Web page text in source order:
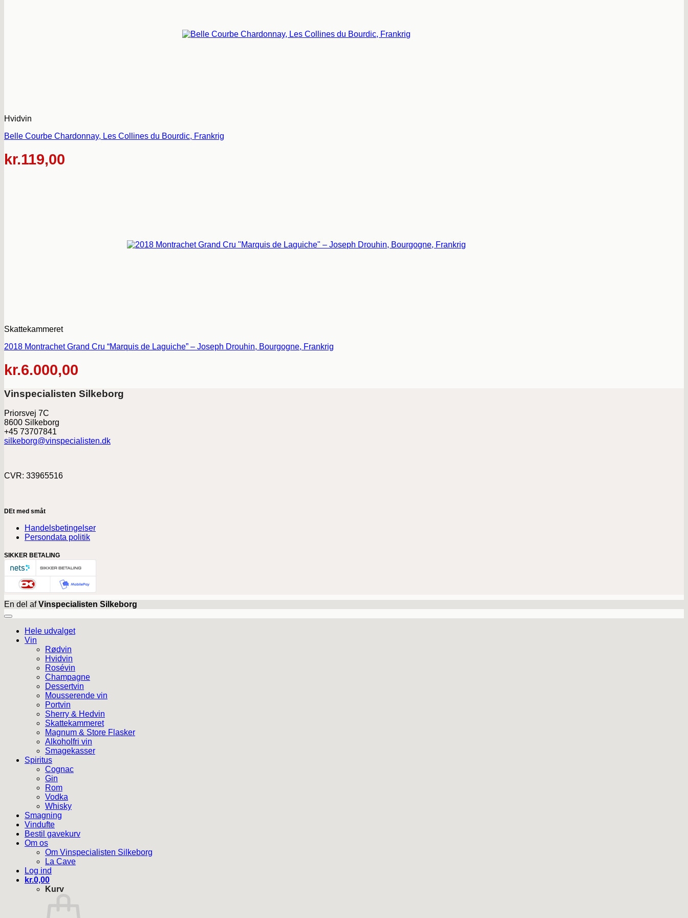
Hvidvin
Belle Courbe Chardonnay, Les Collines du Bourdic, Frankrig
kr.119,00
Skattekammeret
2018 Montrachet Grand Cru “Marquis de Laguiche” – Joseph Drouhin, Bourgogne, Frankrig
kr.6.000,00
Vinspecialisten Silkeborg
Priorsvej 7C
8600 Silkeborg
+45 73707841
silkeborg@vinspecialisten.dk
CVR: 33965516
DEt med småt
Handelsbetingelser
Persondata politik
SIKKER BETALING
En del afVinspecialisten Silkeborg
Hele udvalget
Vin
Rødvin
Hvidvin
Rosévin
Champagne
Dessertvin
Mousserende vin
Portvin
Sherry & Hedvin
Skattekammeret
Magnum & Store Flasker
Alkoholfri vin
Smagekasser
Spiritus
Cognac
Gin
Rom
Vodka
Whisky
Smagning
Vindufte
Bestil gavekurv
Om os
Om Vinspecialisten Silkeborg
La Cave
Log ind
kr.0,00
Kurv